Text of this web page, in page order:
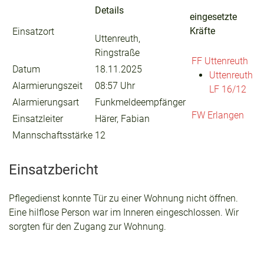
Einsatzort
Details
Uttenreuth,
Ringstraße
Datum
18.11.2025
Alarmierungszeit
08:57 Uhr
Alarmierungsart
Funkmeldeempfänger
Einsatzleiter
Härer, Fabian
Mannschaftsstärke 12
eingesetzte
Kräfte
FF Uttenreuth
Uttenreuth
LF 16/12
FW Erlangen
Einsatzbericht
Pflegedienst konnte Tür zu einer Wohnung nicht öffnen.
Eine hilflose Person war im Inneren eingeschlossen. Wir
sorgten für den Zugang zur Wohnung.